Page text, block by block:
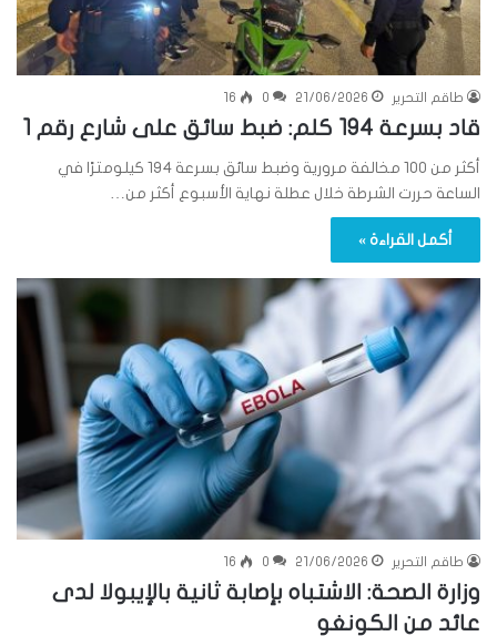
طاقم التحرير 21/06/2026
0
16
قاد بسرعة 194 كلم: ضبط سائق على شارع رقم 1
أكثر من 100 مخالفة مرورية وضبط سائق بسرعة 194 كيلومترًا في
الساعة حررت الشرطة خلال عطلة نهاية الأسبوع أكثر من…
أكمل القراءة »
طاقم التحرير 21/06/2026
0
16
وزارة الصحة: الاشتباه بإصابة ثانية بالإيبولا لدى
عائد من الكونغو